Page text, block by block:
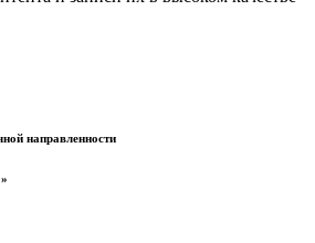
направленности